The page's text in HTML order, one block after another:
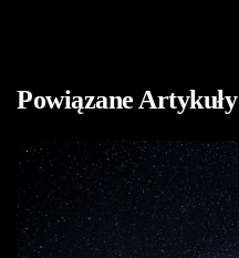
Powiązane Artykuły